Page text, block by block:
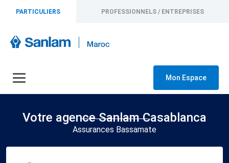
PARTICULIERS PROFESSIONNELS / ENTREPRISES
Mon Espace
Votre agence Sanlam Casablanca
Assurances Bassamate